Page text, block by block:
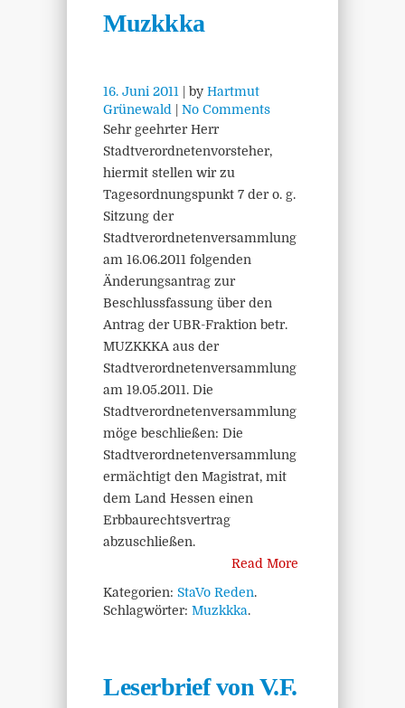
Muzkkka
16. Juni 2011 | by Hartmut
Grünewald
No Comments
Sehr geehrter Herr
Stadtverordnetenvorsteher,
hiermit stellen wir zu
Tagesordnungspunkt 7 der o. g.
Sitzung der
Stadtverordnetenversammlung
am 16.06.2011 folgenden
Änderungsantrag zur
Beschlussfassung über den
Antrag der UBR-Fraktion betr.
MUZKKKA aus der
Stadtverordnetenversammlung
am 19.05.2011. Die
Stadtverordnetenversammlung
möge beschließen: Die
Stadtverordnetenversammlung
ermächtigt den Magistrat, mit
dem Land Hessen einen
Erbbaurechtsvertrag
abzuschließen.
Read More
Kategorien: StaVo Reden.
Schlagwörter: Muzkkka.
Leserbrief von V.F.